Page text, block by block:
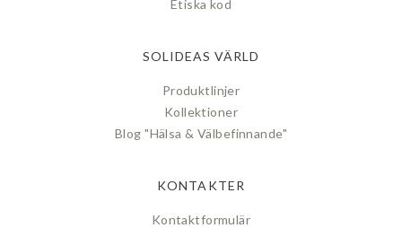
Etiska kod
SOLIDEAS VÄRLD
Produktlinjer
Kollektioner
Blog "Hälsa & Välbefinnande"
KONTAKTER
Kontaktformulär